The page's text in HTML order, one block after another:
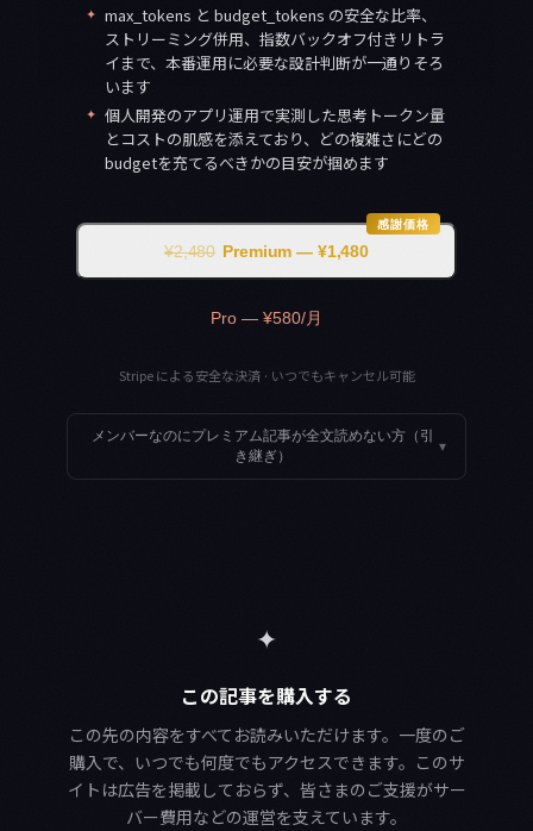
✦ max_tokens と budget_tokens の安全な比率、
ストリーミング併用、指数バックオフ付きリトラ
イまで、本番運用に必要な設計判断が一通りそろ
います
✦ 個人開発のアプリ運用で実測した思考トークン量
とコストの肌感を添えており、どの複雑さにどの
budgetを充てるべきかの目安が掴めます
感謝価格
¥2,480 Premium — ¥1,480
Pro — ¥580/月
Stripe による安全な決済 · いつでもキャンセル可能
メンバーなのにプレミアム記事が全文読めない方（引
き継ぎ）
▾
✦
この記事を購入する
この先の内容をすべてお読みいただけます。一度のご
購入で、いつでも何度でもアクセスできます。このサ
イトは広告を掲載しておらず、皆さまのご支援がサー
バー費用などの運営を支えています。